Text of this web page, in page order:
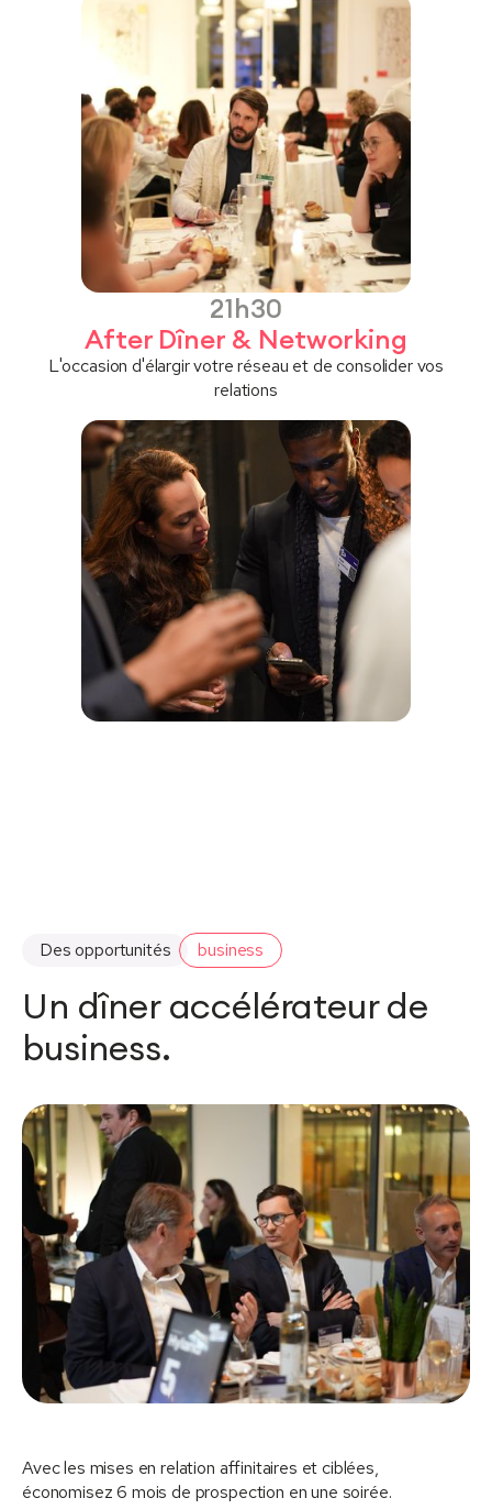
21h30
After Dîner & Networking
L'occasion d'élargir votre réseau et de consolider vos
relations
Des opportunités business
Un dîner accélérateur de
business.
Avec les mises en relation affinitaires et ciblées,
économisez 6 mois de prospection en une soirée.